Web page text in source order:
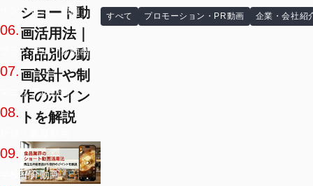
インタビュー動画
06.
ブランディング動画
07.
マニュアル動画
08.
09.
学校紹介動画
ショート動
画活用法｜
商品別の動
画設計や制
作のポイン
トを解説
すべて プロモーション・PR動画 企業・会社紹